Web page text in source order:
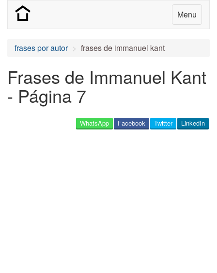
Menu
frases por autor frases de immanuel kant
Frases de Immanuel Kant
- Página 7
LinkedIn
Twitter
Facebook
WhatsApp